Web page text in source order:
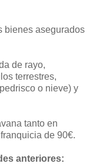
bienes asegurados
de rayo,
terrestres,
o nieve) y
tanto en
de 90€.
anteriores: